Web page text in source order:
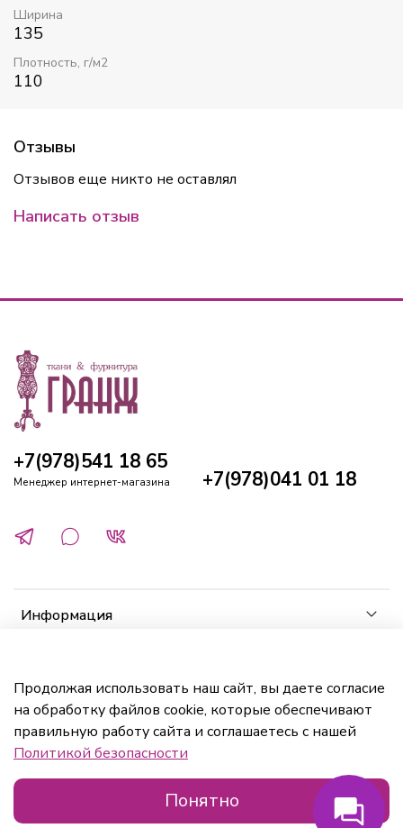
Ширина
135
Плотность, г/м2
110
Отзывы
Отзывов еще никто не оставлял
Написать отзыв
Информация
Кабинет
+7(978)541 18 65
Менеджер интернет-магазина +7(978)041 01 18
Продолжая использовать наш сайт, вы даете согласие
на обработку файлов cookie, которые обеспечивают
правильную работу сайта и соглашаетесь с нашей
Политикой безопасности
Понятно